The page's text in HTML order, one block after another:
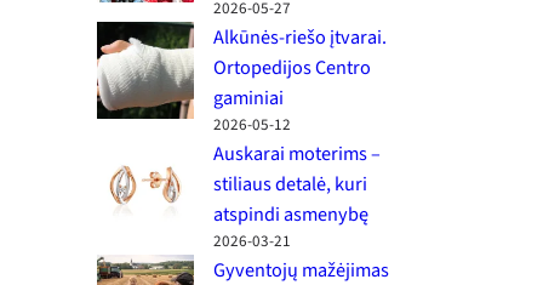
2026-05-27
Alkūnės-riešo įtvarai.
Ortopedijos Centro
gaminiai
2026-05-12
Auskarai moterims –
stiliaus detalė, kuri
atspindi asmenybę
2026-03-21
Gyventojų mažėjimas